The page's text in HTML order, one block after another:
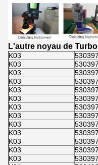
L'autre noyau de
K03
K03
K03
K03
K03
K03
K03
K03
K03
K03
K03
K03
K03